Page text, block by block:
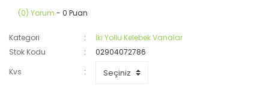
(0) Yorum - 0 Puan
Kategori
İki Yollu Kelebek Vanalar
Stok Kodu
02904072786
Kvs